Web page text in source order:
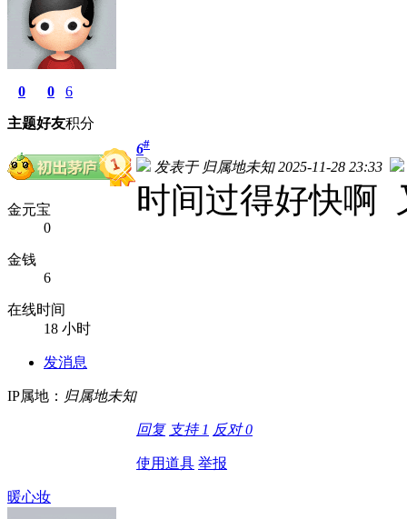
0
主题
0
好友
6
积分
金元宝
0
金钱
6
在线时间
18 小时
发消息
IP属地： 归属地未知
6#
发表于 归属地未知 2025-11-28 23:33
时间过得好快啊
回复 支持 1 反对0
使用道具 举报
暖心妆